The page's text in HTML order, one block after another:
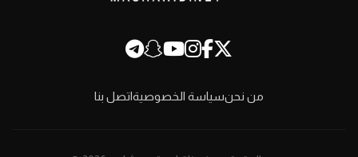
من نحنسياسة الخصوصيةاتصل بنا